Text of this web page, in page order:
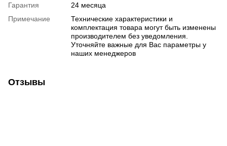
Гарантия
24 месяца
Примечание
Технические характеристики и
комплектация товара могут быть изменены
производителем без уведомления.
Уточняйте важные для Вас параметры у
наших менеджеров
Отзывы